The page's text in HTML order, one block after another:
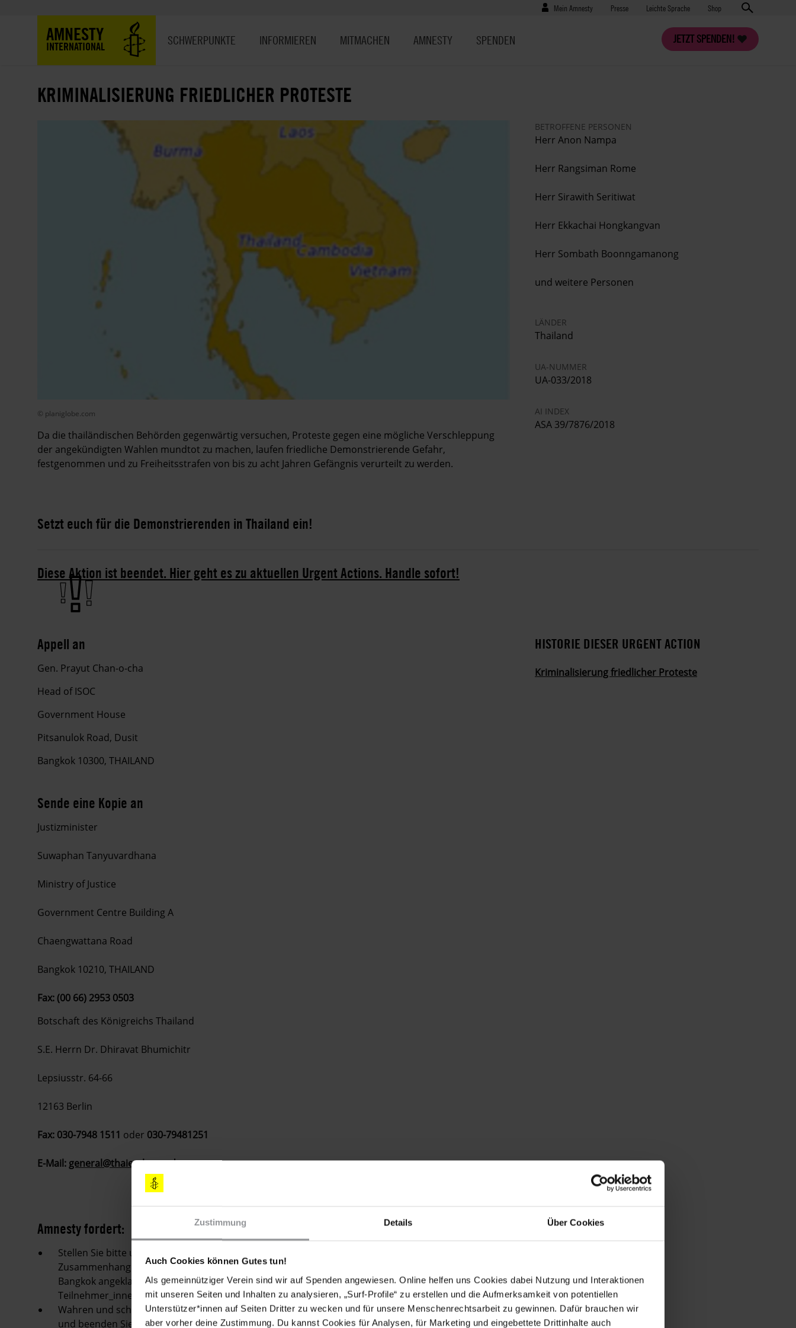
Zustimmung Details Über Cookies
Auch Cookies können Gutes tun!
Als gemeinnütziger Verein sind wir auf Spenden angewiesen. Online helfen uns Cookies dabei Nutzung und Interaktionen
mit unseren Seiten und Inhalten zu analysieren, „Surf-Profile“ zu erstellen und die Aufmerksamkeit von potentiellen
Unterstützer*innen auf Seiten Dritter zu wecken und für unsere Menschenrechtsarbeit zu gewinnen. Dafür brauchen wir
aber vorher deine Zustimmung. Du kannst Cookies für Analysen, für Marketing und eingebettete Drittinhalte auch
Benutzermenü
Mein Amnesty Presse
Presse Leichte Sprache Shop
AMNESTY
INTERNATIONAL
JETZT SPENDEN!
SCHWERPUNKTE INFORMIEREN MITMACHEN AMNESTY SPENDEN
KRIMINALISIERUNG FRIEDLICHER PROTESTE
© planiglobe.com
Da die thailändischen Behörden gegenwärtig versuchen, Proteste gegen eine mögliche Verschleppung
der angekündigten Wahlen mundtot zu machen, laufen friedliche Demonstrierende Gefahr,
festgenommen und zu Freiheitsstrafen von bis zu acht Jahren Gefängnis verurteilt zu werden.
BETROFFENE PERSONEN
Herr Anon Nampa
Herr Rangsiman Rome
Herr Sirawith Seritiwat
Herr Ekkachai Hongkangvan
Herr Sombath Boonngamanong
und weitere Personen
LÄNDER
Thailand
UA-NUMMER
UA-033/2018
AI INDEX
ASA 39/7876/2018
Setzt euch für die Demonstrierenden in Thailand ein!
Diese Aktion ist beendet. Hier geht es zu aktuellen Urgent Actions. Handle sofort!
Appell an
Gen. Prayut Chan-o-cha
Head of ISOC
Government House
Pitsanulok Road, Dusit
Bangkok 10300, THAILAND
Sende eine Kopie an
Justizminister
Suwaphan Tanyuvardhana
Ministry of Justice
Government Centre Building A
Chaengwattana Road
Bangkok 10210, THAILAND
Fax: (00 66) 2953 0503
Botschaft des Königreichs Thailand
S.E. Herrn Dr. Dhiravat Bhumichitr
Lepsiusstr. 64-66
12163 Berlin
Fax: 030-7948 1511 oder 030-79481251
E-Mail: general@thaiembassy.de
Amnesty fordert:
Stellen Sie bitte umgehend sämtliche Strafverfahren gegen die 39 Personen ein, die im
Zusammenhang mit der friedlichen Versammlung am 27. Januar 2018 vor dem MBK-Center in
Bangkok angeklagt wurden. Sehen Sie bitte zudem von einer Bestrafung anderer mutmaßlicher
Teilnehmer_innen dieser Veranstaltung ab.
Wahren und schützen Sie bitte die Rechte auf Meinungs-, Versammlungs- und Vereinigungsfreiheit
und beenden Sie die geltenden Einschränkungen dieser Rechte.
HISTORIE DIESER URGENT ACTION
Kriminalisierung friedlicher Proteste